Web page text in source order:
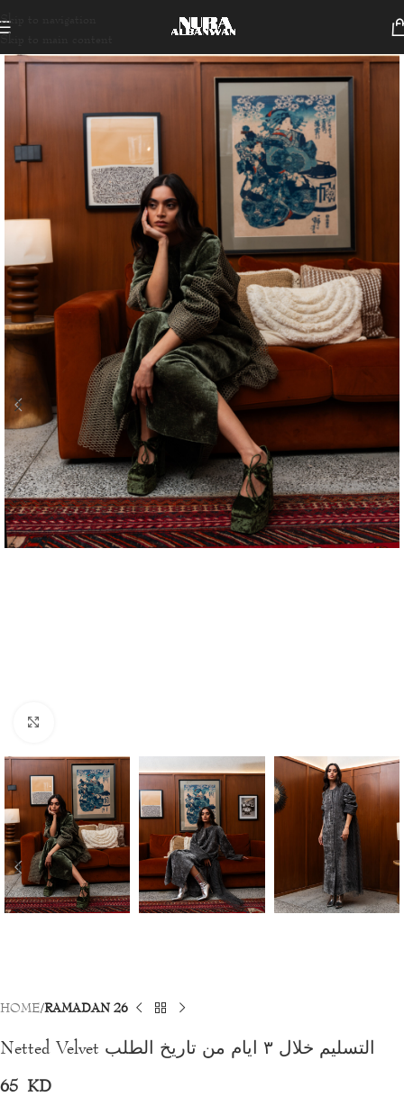
Skip to navigation
Skip to main content
HOME RAMADAN 26
Netted Velvet التسليم خلال ٣ ايام من تاريخ الطلب
65 KD